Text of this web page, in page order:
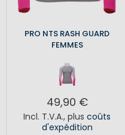
PRO NTS RASH GUARD
FEMMES
49,90 €
Incl. T.V.A., plus coûts
d'expédition